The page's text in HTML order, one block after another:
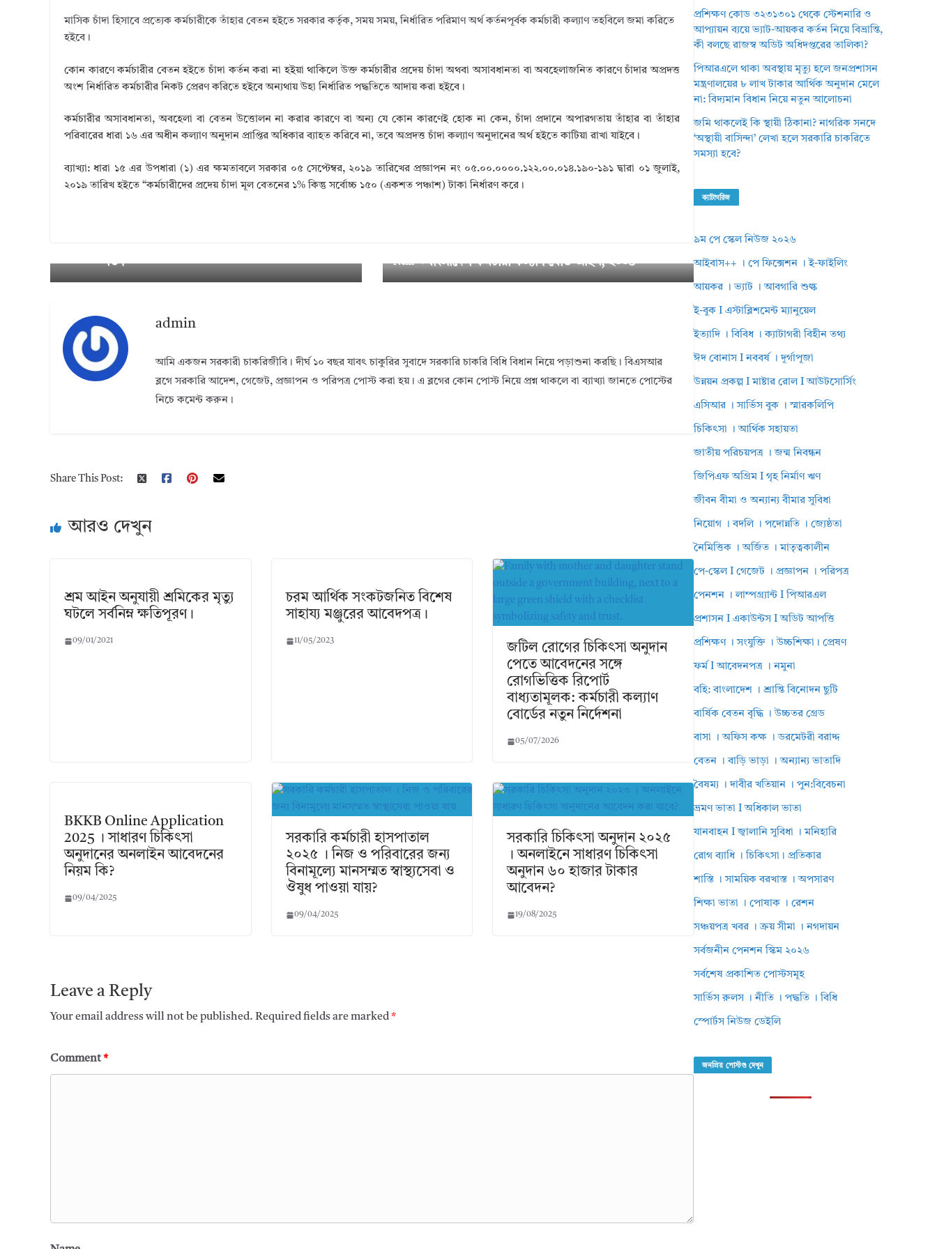
m
r
k
dI
n
it
r
e
o
o
k
ar
মাসিক চাঁদা হিসাবে প্রত্যেক কর্মচারীকে তাঁহার বেতন হইতে সরকার কর্তৃক, সময় সময়, নির্ধারিত পরিমাণ অর্থ কর্তনপূর্বক কর্মচারী কল্যাণ তহবিলে জমা করিতে
হইবে।
কোন কারণে কর্মচারীর বেতন হইতে চাঁদা কর্তন করা না হইয়া থাকিলে উক্ত কর্মচারীর প্রদেয় চাঁদা অথবা অসাবধানতা বা অবহেলাজনিত কারণে চাঁদার অপ্রদত্ত
অংশ নির্ধারিত কর্মচারীর নিকট প্রেরণ করিতে হইবে অন্যথায় উহা নির্ধারিত পদ্ধতিতে আদায় করা হইবে।
কর্মচারীর অসাবধানতা, অবহেলা বা বেতন উত্তোলন না করার কারণে বা অন্য যে কোন কারণেই হোক না কেন, চাঁদা প্রদানে অপারগতায় তাঁহার বা তাঁহার
পরিবারের ধারা ১৬ এর অধীন কল্যাণ অনুদান প্রাপ্তির অধিকার ব্যাহত করিবে না, তবে অপ্রদত্ত চাঁদা কল্যাণ অনুদানের অর্থ হইতে কাটিয়া রাখা যাইবে।
ব্যাখ্যা: ধারা ১৫ এর উপধারা (১) এর ক্ষমতাবলে সরকার ০৫ সেপ্টেম্বর, ২০১৯ তারিখের প্রজ্ঞাপন নং ০৫.০০.০০০০.১২২.০০.০১৪.১৯০-১৯১ দ্বারা ০১ জুলাই,
২০১৯ তারিখ হইতে “কর্মচারীদের প্রদেয় চাঁদা মূল বেতনের ১% কিন্তু সর্বোচ্চ ১৫০ (একশত পঞ্চাশ) টাকা নির্ধারণ করে।
তি।
Next →বাংলাদেশ কর্মচারী কল্যাণ বোর্ড আইন, ২০০৪
admin
আমি একজন সরকারী চাকরিজীবি। দীর্ঘ ১০ বছর যাবৎ চাকুরির সুবাদে সরকারি চাকরি বিধি বিধান নিয়ে পড়াশুনা করছি। বিএসআর
ব্লগে সরকারি আদেশ, গেজেট, প্রজ্ঞাপন ও পরিপত্র পোস্ট করা হয়। এ ব্লগের কোন পোস্ট নিয়ে প্রশ্ন থাকলে বা ব্যাখ্যা জানতে পোস্টের
নিচে কমেন্ট করুন।
Share This Post:
আরও দেখুন
শ্রম আইন অনুযায়ী শ্রমিকের মৃত্যু
ঘটলে সর্বনিম্ন ক্ষতিপূরণ।
09/01/2021
চরম আর্থিক সংকটজনিত বিশেষ
সাহায্য মঞ্জুরের আবেদপত্র।
11/05/2023
জটিল রোগের চিকিৎসা অনুদান
পেতে আবেদনের সঙ্গে
রোগভিত্তিক রিপোর্ট
বাধ্যতামূলক: কর্মচারী কল্যাণ
বোর্ডের নতুন নির্দেশনা
05/07/2026
BKKB Online Application
2025 । সাধারণ চিকিৎসা
অনুদানের অনলাইন আবেদনের
নিয়ম কি?
09/04/2025
সরকারি কর্মচারী হাসপাতাল
২০২৫ । নিজ ও পরিবারের জন্য
বিনামূল্যে মানসম্মত স্বাস্থ্যসেবা ও
ঔষুধ পাওয়া যায়?
09/04/2025
সরকারি চিকিৎসা অনুদান ২০২৫
। অনলাইনে সাধারণ চিকিৎসা
অনুদান ৬০ হাজার টাকার
আবেদন?
19/08/2025
Leave a Reply
Your email address will not be published. Required fields are marked*
Comment*
প্রশিক্ষণ কোড ৩২৩১৩০১ থেকে স্টেশনারি ও
আপ্যায়ন ব্যয়ে ভ্যাট-আয়কর কর্তন নিয়ে বিভ্রান্তি,
কী বলছে রাজস্ব অডিট অধিদপ্তরের তালিকা?
পিআরএলে থাকা অবস্থায় মৃত্যু হলে জনপ্রশাসন
মন্ত্রণালয়ের ৮ লাখ টাকার আর্থিক অনুদান মেলে
না: বিদ্যমান বিধান নিয়ে নতুন আলোচনা
জমি থাকলেই কি স্থায়ী ঠিকানা? নাগরিক সনদে
‘অস্থায়ী বাসিন্দা’ লেখা হলে সরকারি চাকরিতে
সমস্যা হবে?
ক্যাটাগরিজ
৯ম পে স্কেল নিউজ ২০২৬
আইবাস++ । পে ফিক্সেশন । ই-ফাইলিং
আয়কর । ভ্যাট । আবগারি শুল্ক
ই-বুক I এস্টাব্লিশমেন্ট ম্যানুয়েল
ইত্যাদি । বিবিধ । ক্যাটাগরী বিহীন তথ্য
ঈদ বোনাস I নববর্ষ । দূর্গাপূজা
উন্নয়ন প্রকল্প I মাষ্টার রোল I আউটসোর্সিং
এসিআর । সার্ভিস বুক । স্মারকলিপি
চিকিৎসা । আর্থিক সহায়তা
জাতীয় পরিচয়পত্র । জন্ম নিবন্ধন
জিপিএফ অগ্রিম I গৃহ নির্মাণ ঋণ
জীবন বীমা ও অন্যান্য বীমার সুবিধা
নিয়োগ । বদলি । পদোন্নতি । জ্যেষ্ঠতা
নৈমিত্তিক । অর্জিত । মাতৃত্বকালীন
পে-স্কেল I গেজেট । প্রজ্ঞাপন । পরিপত্র
পেনশন । লাম্পগ্র্যান্ট I পিআরএল
প্রশাসন I একাউন্টস I অডিট আপত্তি
প্রশিক্ষণ । সংযুক্তি । উচ্চশিক্ষা। প্রেষণ
ফর্ম I আবেদনপত্র । নমুনা
বহি: বাংলাদেশ । শ্রান্তি বিনোদন ছুটি
বার্ষিক বেতন বৃদ্ধি । উচ্চতর গ্রেড
বাসা । অফিস কক্ষ । ডরমেটরী বরাদ্দ
বেতন । বাড়ি ভাড়া । অন্যান্য ভাতাদি
বৈষম্য । দাবীর খতিয়ান । পুন:বিবেচনা
ভ্রমণ ভাতা I অধিকাল ভাতা
যানবাহন I জ্বালানি সুবিধা । মনিহারি
রোগ ব্যাধি । চিকিৎসা। প্রতিকার
শাস্তি । সাময়িক বরখাস্ত । অপসারণ
শিক্ষা ভাতা । পোষাক । রেশন
সঞ্চয়পত্র খবর । ক্রয় সীমা । নগদায়ন
সর্বজনীন পেনশন স্কিম ২০২৬
সর্বশেষ প্রকাশিত পোস্টসমূহ
সার্ভিস রুলস । নীতি । পদ্ধতি । বিধি
স্পোর্টস নিউজ ডেইলি
জনপ্রিয় পোস্টগু দেখুন